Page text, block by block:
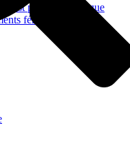
est privé est politique
féministes